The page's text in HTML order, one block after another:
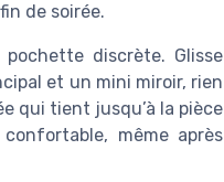
de soirée.
discrète. Glisse
et un mini miroir, rien
qui tient jusqu’à la pièce
même après